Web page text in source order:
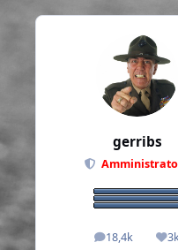
gerribs
18,4k
messaggi